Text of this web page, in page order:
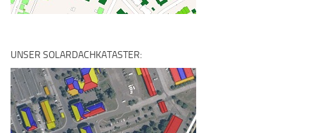
UNSER SOLARDACHKATASTER: